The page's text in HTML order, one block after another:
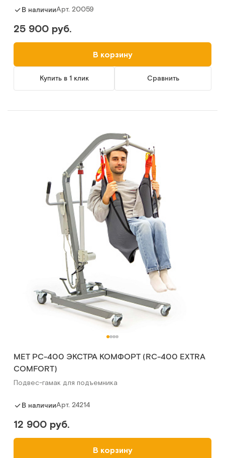
В наличииАрт. 20059
25 900 руб.
В корзину
Купить в 1 клик Сравнить
MET РС-400 ЭКСТРА КОМФОРТ (RC-400 EXTRA
COMFORT)
Подвес-гамак для подъемника
В наличииАрт. 24214
12 900 руб.
В корзину